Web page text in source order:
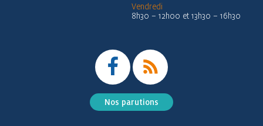
Vendredi
8h30 – 12h00 et 13h30 – 16h30
Nos parutions